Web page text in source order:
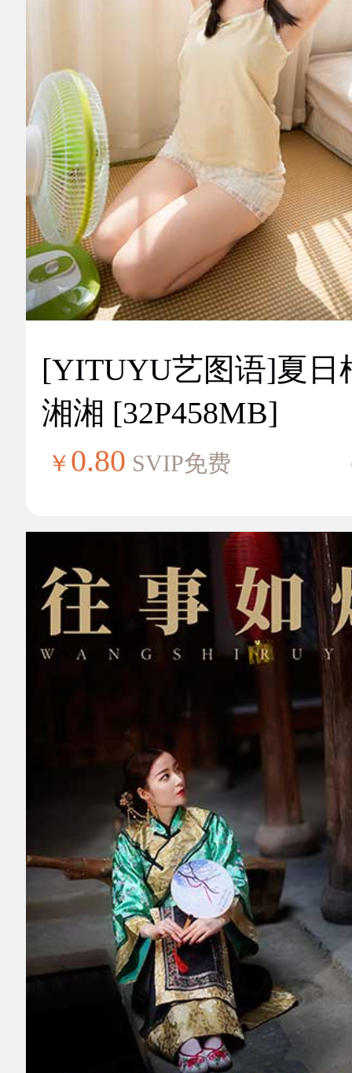
[YITUYU艺图语]夏日
湘湘 [32P458MB]
￥ 0.80 SVIP免费